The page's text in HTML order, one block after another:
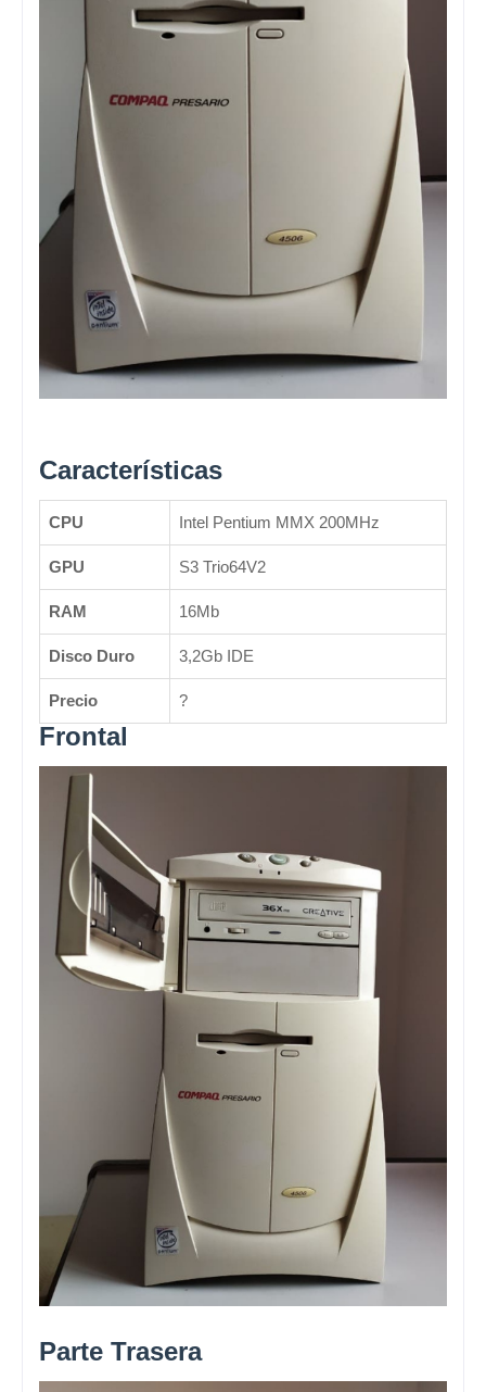
Características
CPU Intel Pentium MMX 200MHz
GPU S3 Trio64V2
RAM 16Mb
Disco Duro 3,2Gb IDE
Precio ?
Frontal
Parte Trasera